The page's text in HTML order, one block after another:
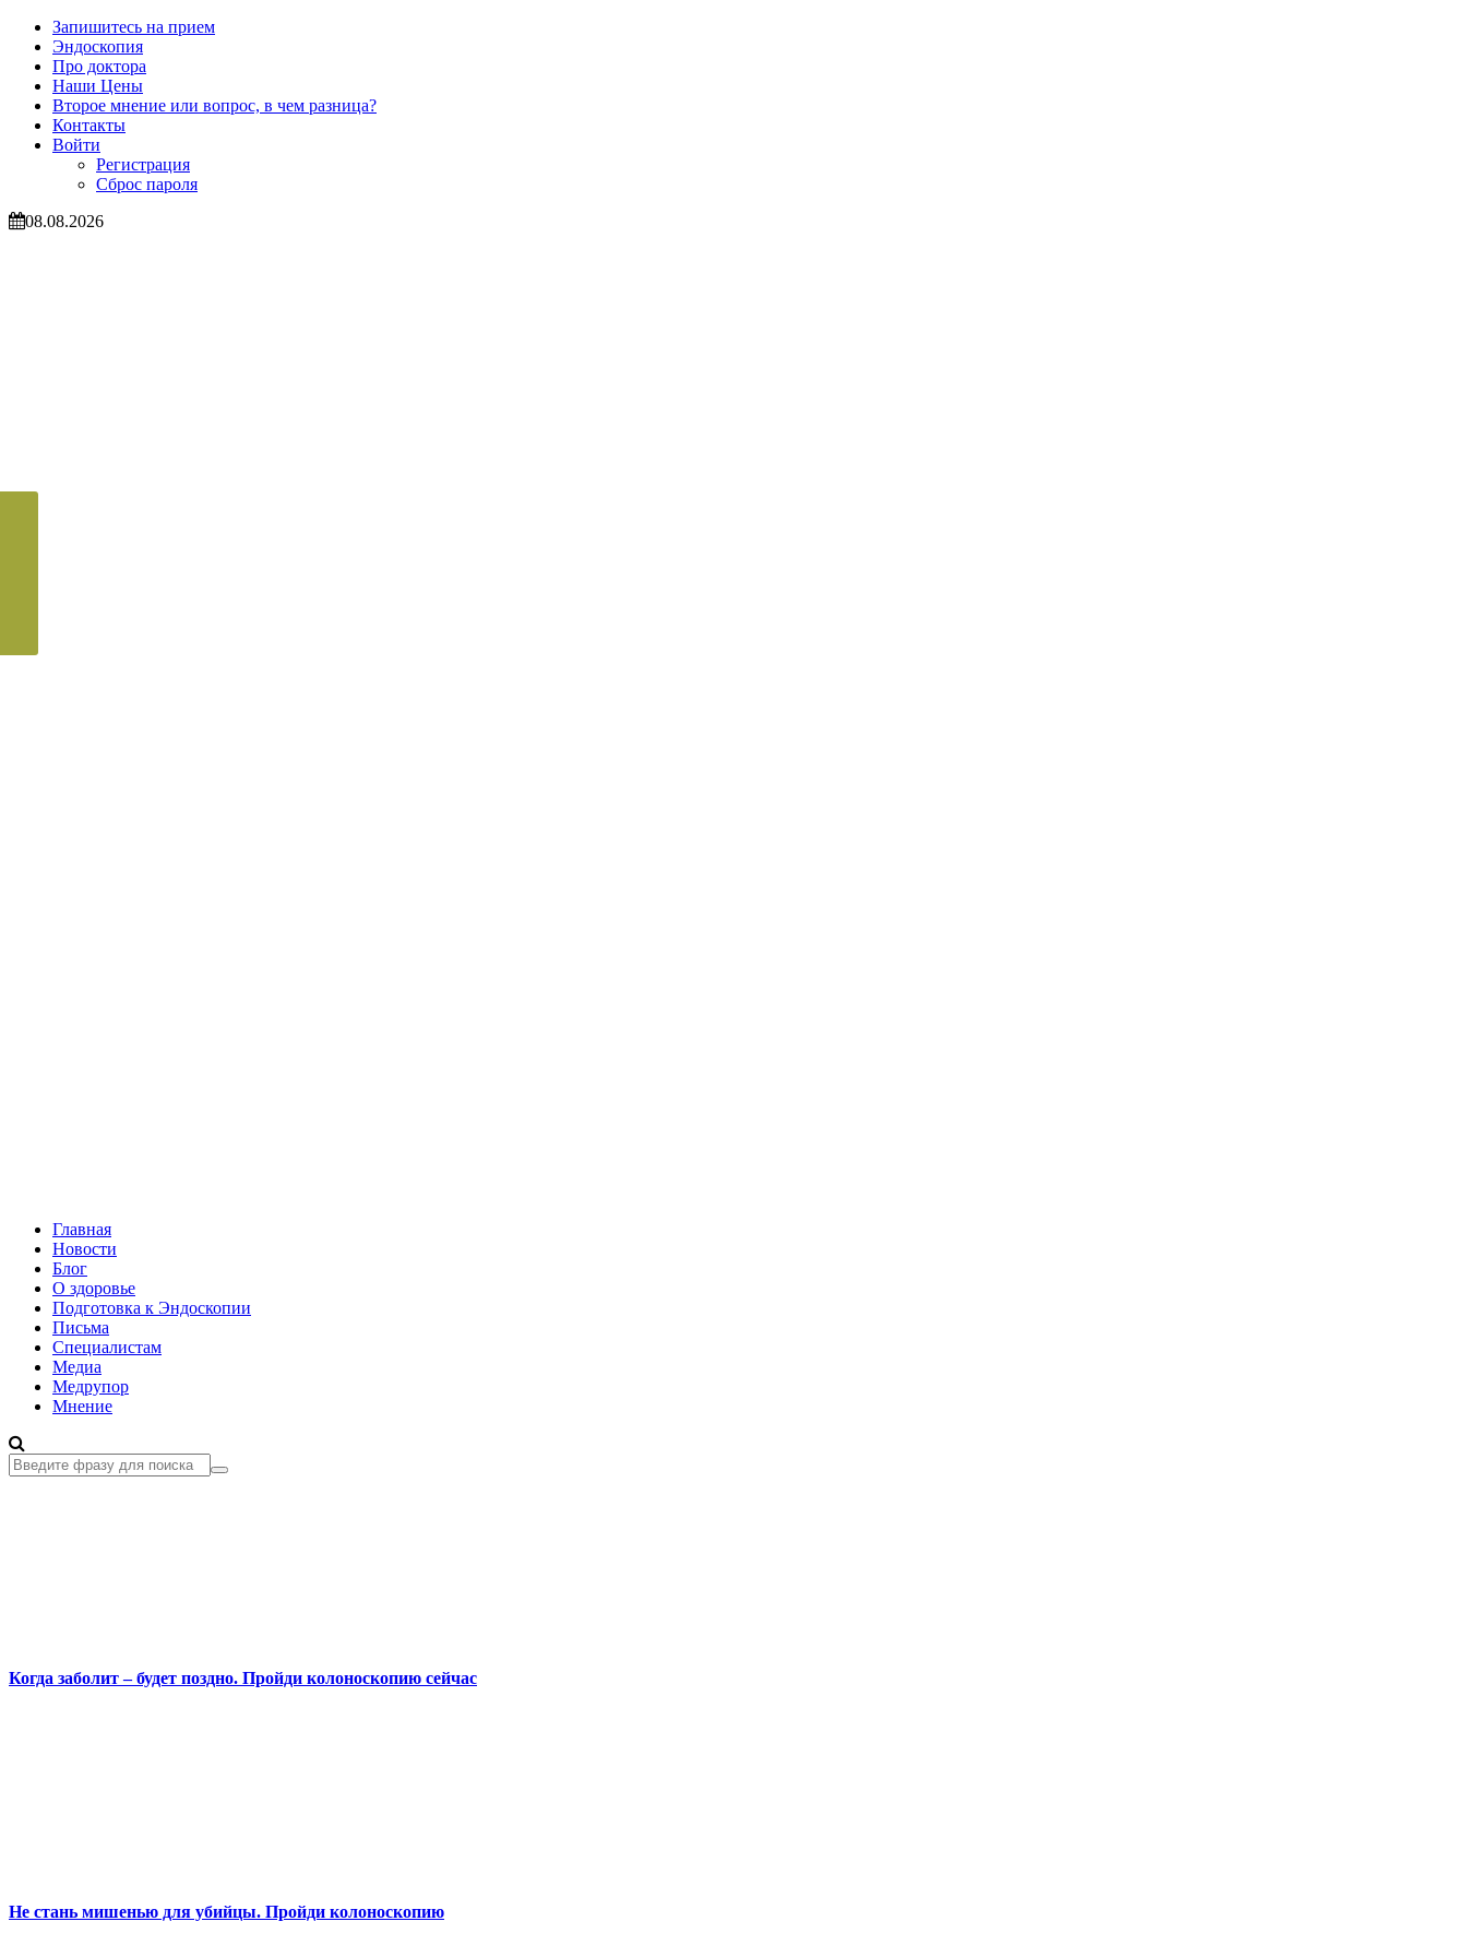
Запишитесь на прием
Эндоскопия
Про доктора
Наши Цены
Второе мнение или вопрос, в чем разница?
Контакты
Войти
Регистрация
Сброс пароля
08.08.2026
Главная
Новости
Блог
О здоровье
Подготовка к Эндоскопии
Письма
Специалистам
Медиа
Медрупор
Мнение
Когда заболит – будет поздно. Пройди колоноскопию сейчас
Не стань мишенью для убийцы. Пройди колоноскопию